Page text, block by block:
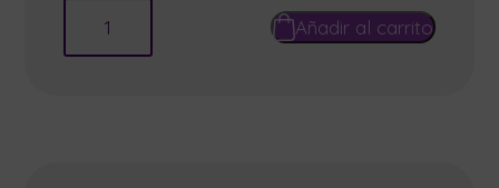
Añadir al carrito